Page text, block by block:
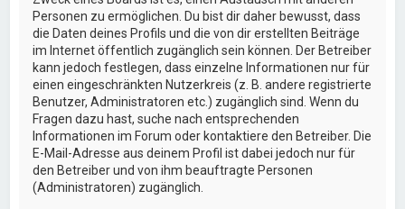
Personen zu ermöglichen. Du bist dir daher bewusst, dass
die Daten deines Profils und die von dir erstellten Beiträge
im Internet öffentlich zugänglich sein können. Der Betreiber
kann jedoch festlegen, dass einzelne Informationen nur für
einen eingeschränkten Nutzerkreis (z. B. andere registrierte
Benutzer, Administratoren etc.) zugänglich sind. Wenn du
Fragen dazu hast, suche nach entsprechenden
Informationen im Forum oder kontaktiere den Betreiber. Die
E-Mail-Adresse aus deinem Profil ist dabei jedoch nur für
den Betreiber und von ihm beauftragte Personen
(Administratoren) zugänglich.